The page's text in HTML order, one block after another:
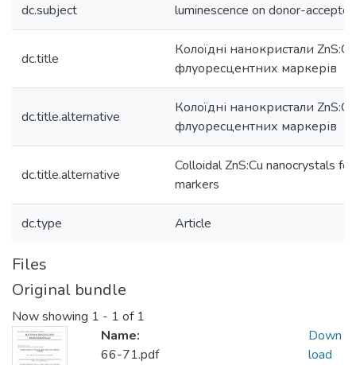
dc.subject luminescence on donor-
dc.title
Колоїдні нанокристали
флуоресцентних маркерів
dc.title.alternative
Колоїдні нанокристали
флуоресцентних маркерів
dc.title.alternative
Colloidal ZnS:Cu nanocrystals
markers
dc.type Article
Files
Original bundle
Now showing 1 - 1 of 1
Name:
66-71.pdf
Down
load